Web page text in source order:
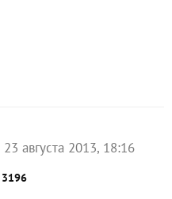
23 августа 2013, 18:16
3196